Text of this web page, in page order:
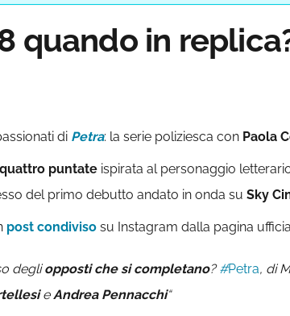
quando in
di Petra: la serie poliziesca con Paola
quattro puntate ispirata al personaggio
del primo debutto andato in onda su Sky
post condiviso su Instagram dalla pagina
degliopposti che si completano? #Petra, di
eAndrea Pennacchi“